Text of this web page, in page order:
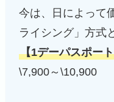
今は、日によって
ライシング」方式
【1デーパスポー
\7,900～\10,900